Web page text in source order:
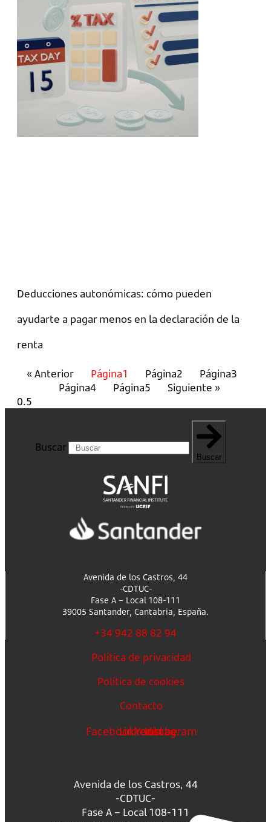
Deducciones autonómicas: cómo pueden
ayudarte a pagar menos en la declaración de la
renta
« Anterior Página1 Página2 Página3
Página4 Página5 Siguiente »
Buscar
Buscar
Avenida de los Castros, 44
-CDTUC-
Fase A – Local 108-111
39005 Santander, Cantabria, España.
+34 942 88 82 94
Política de privacidad
Política de cookies
Contacto
FacebookLinkedin
Youtube
Instagram
Avenida de los Castros, 44
-CDTUC-
Fase A – Local 108-111